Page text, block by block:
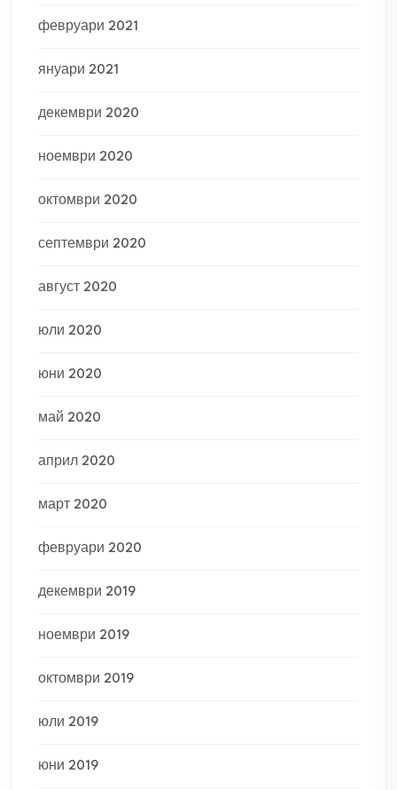
февруари 2021
януари 2021
декември 2020
ноември 2020
октомври 2020
септември 2020
август 2020
юли 2020
юни 2020
май 2020
април 2020
март 2020
февруари 2020
декември 2019
ноември 2019
октомври 2019
юли 2019
юни 2019